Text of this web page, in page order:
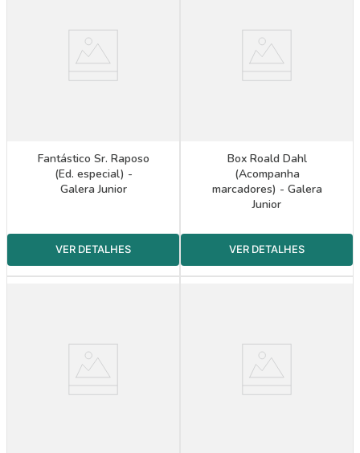
Fantástico Sr. Raposo
(Ed. especial) -
Galera Junior
Box Roald Dahl
(Acompanha
marcadores) - Galera
Junior